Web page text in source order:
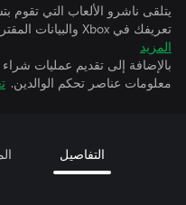
يتلقى ناشرو الألعاب التي تقوم
تعريفك في Xbox والبيانات المقترنة بينما تمارس الألعاب.
المزيد
بالإضافة إلى تقديم عمليات
معلومات عناصر تحكم الوالدين.
التفاصيل